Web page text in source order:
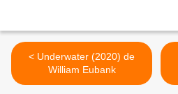
< Underwater (2020) de
William Eubank